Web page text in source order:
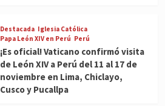
Destacada Iglesia Católica
Papa León XIV en Perú Perú
¡Es oficial! Vaticano confirmó visita
de León XIV a Perú del 11 al 17 de
noviembre en Lima, Chiclayo,
Cusco y Pucallpa